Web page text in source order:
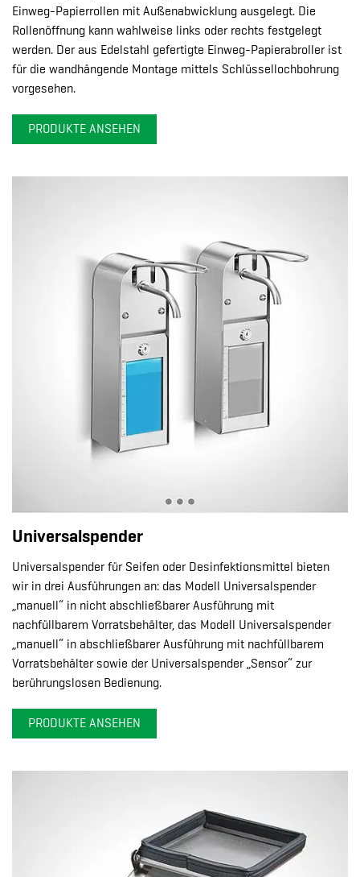
Einweg-Papierrollen mit Außenabwicklung ausgelegt. Die
Rollenöffnung kann wahlweise links oder rechts festgelegt
werden. Der aus Edelstahl gefertigte Einweg-Papierabroller ist
für die wandhängende Montage mittels Schlüssellochbohrung
vorgesehen.
PRODUKTE ANSEHEN
Universalspender
Universalspender für Seifen oder Desinfektionsmittel bieten
wir in drei Ausführungen an: das Modell Universalspender
„manuell“ in nicht abschließbarer Ausführung mit
nachfüllbarem Vorratsbehälter, das Modell Universalspender
„manuell“ in abschließbarer Ausführung mit nachfüllbarem
Vorratsbehälter sowie der Universalspender „Sensor“ zur
berührungslosen Bedienung.
PRODUKTE ANSEHEN